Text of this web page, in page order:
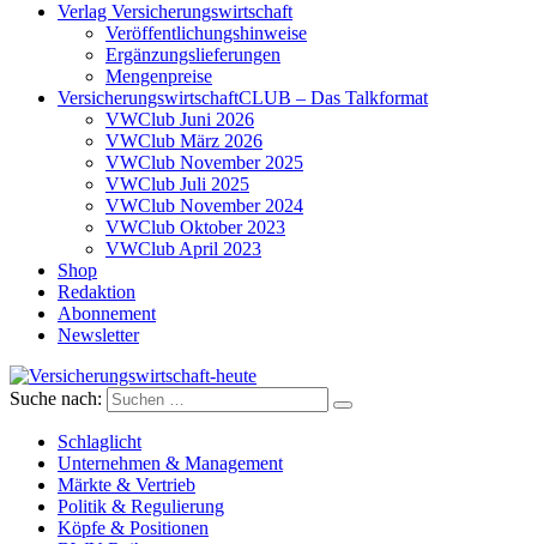
Verlag Versicherungswirtschaft
Veröffentlichungshinweise
Ergänzungslieferungen
Mengenpreise
VersicherungswirtschaftCLUB – Das Talkformat
VWClub Juni 2026
VWClub März 2026
VWClub November 2025
VWClub Juli 2025
VWClub November 2024
VWClub Oktober 2023
VWClub April 2023
Shop
Redaktion
Abonnement
Newsletter
Versicherungswirtschaft-heute
Suche nach:
Schlaglicht
Unternehmen & Management
Märkte & Vertrieb
Politik & Regulierung
Köpfe & Positionen